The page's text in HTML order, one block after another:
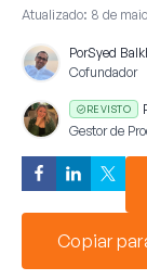
Atualizado: 8 de
PorSyed
Cofundador
REVISTO
Gestor de
Copiar